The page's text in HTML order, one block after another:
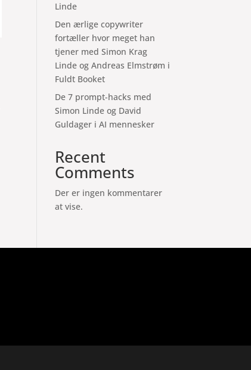
Linde
Den ærlige copywriter
fortæller hvor meget han
tjener med Simon Krag
Linde og Andreas Elmstrøm i
Fuldt Booket
De 7 prompt-hacks med
Simon Linde og David
Guldager i AI mennesker
Recent
Comments
Der er ingen kommentarer
at vise.